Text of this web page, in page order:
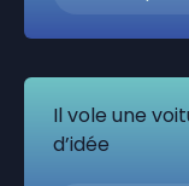
Il vole une
d’idée